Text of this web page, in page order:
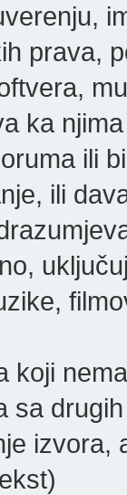
prava,
ka njima
ili
ili
koji
sa
izvora,